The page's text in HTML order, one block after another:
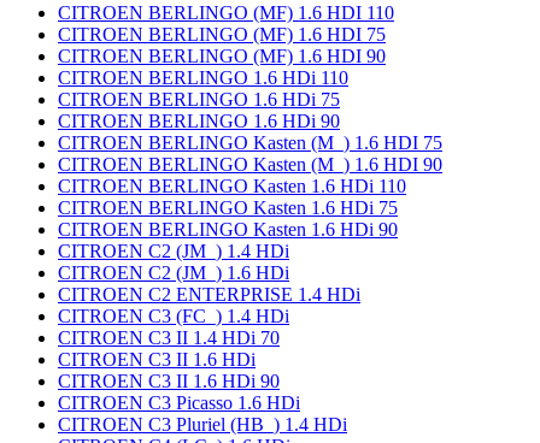
CITROEN BERLINGO (MF) 1.6 HDI 110
CITROEN BERLINGO (MF) 1.6 HDI 75
CITROEN BERLINGO (MF) 1.6 HDI 90
CITROEN BERLINGO 1.6 HDi 110
CITROEN BERLINGO 1.6 HDi 75
CITROEN BERLINGO 1.6 HDi 90
CITROEN BERLINGO Kasten (M_) 1.6 HDI 75
CITROEN BERLINGO Kasten (M_) 1.6 HDI 90
CITROEN BERLINGO Kasten 1.6 HDi 110
CITROEN BERLINGO Kasten 1.6 HDi 75
CITROEN BERLINGO Kasten 1.6 HDi 90
CITROEN C2 (JM_) 1.4 HDi
CITROEN C2 (JM_) 1.6 HDi
CITROEN C2 ENTERPRISE 1.4 HDi
CITROEN C3 (FC_) 1.4 HDi
CITROEN C3 II 1.4 HDi 70
CITROEN C3 II 1.6 HDi
CITROEN C3 II 1.6 HDi 90
CITROEN C3 Picasso 1.6 HDi
CITROEN C3 Pluriel (HB_) 1.4 HDi